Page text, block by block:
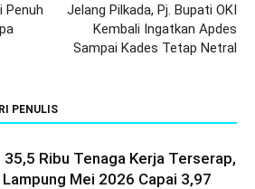
Penuh
Jelang Pilkada, Pj. Bupati OKI
Kembali Ingatkan Apdes
Sampai Kades Tetap Netral
PENULIS
35,5 Ribu Tenaga Kerja Terserap,
Mei 2026 Capai 3,97